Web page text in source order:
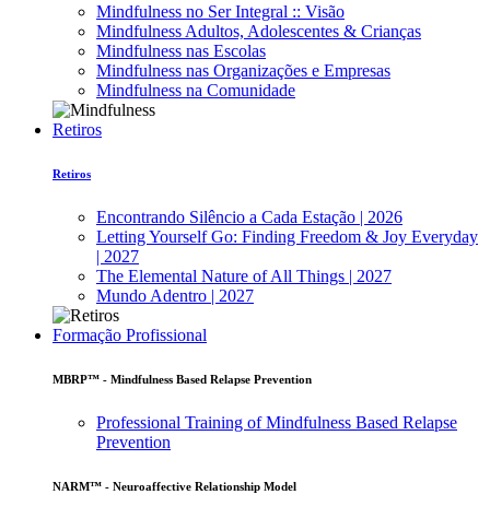
Mindfulness no Ser Integral :: Visão
Mindfulness Adultos, Adolescentes & Crianças
Mindfulness nas Escolas
Mindfulness nas Organizações e Empresas
Mindfulness na Comunidade
Retiros
Retiros
Encontrando Silêncio a Cada Estação | 2026
Letting Yourself Go: Finding Freedom & Joy Everyday
| 2027
The Elemental Nature of All Things | 2027
Mundo Adentro | 2027
Formação Profissional
MBRP™ - Mindfulness Based Relapse Prevention
Professional Training of Mindfulness Based Relapse
Prevention
NARM™ - Neuroaffective Relationship Model